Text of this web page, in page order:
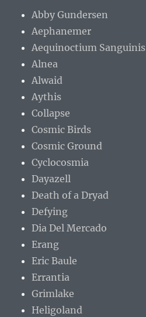
Abby Gundersen
Aephanemer
Aequinoctium Sanguinis
Alnea
Alwaid
Aythis
Collapse
Cosmic Birds
Cosmic Ground
Cyclocosmia
Dayazell
Death of a Dryad
Defying
Dia Del Mercado
Erang
Eric Baule
Errantia
Grimlake
Heligoland